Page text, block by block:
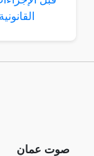
صوت عمان